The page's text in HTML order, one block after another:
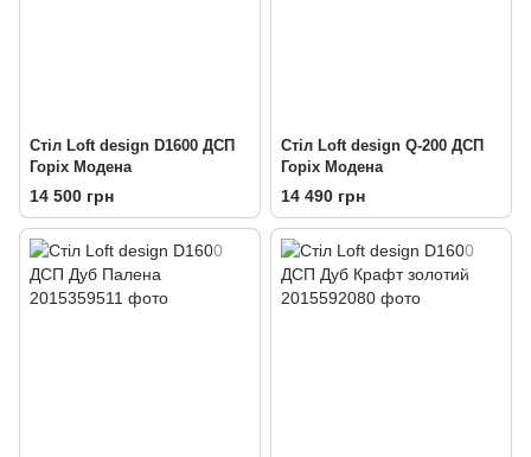
Стіл Loft design D1600 ДСП
Горіх Модена
14 500 грн
Стіл Loft design Q-200 ДСП
Горіх Модена
14 490 грн